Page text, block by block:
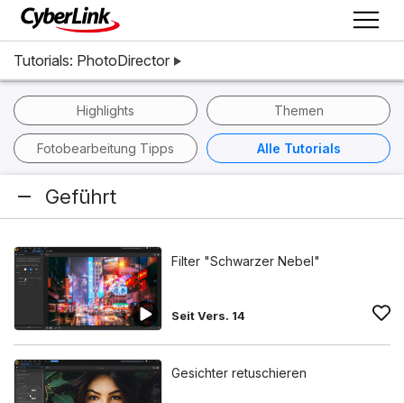
Tutorials: PhotoDirector
Highlights Themen
Fotobearbeitung Tipps Alle Tutorials
Geführt
Filter "Schwarzer Nebel"
Seit Vers. 14
Gesichter retuschieren